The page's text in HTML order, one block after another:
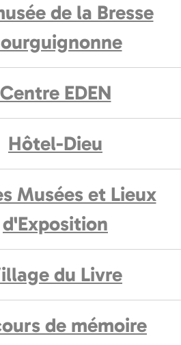
de la Bresse
Centre EDEN
Hôtel-Dieu
Musées et Lieux
d'Exposition
du Livre
de mémoire